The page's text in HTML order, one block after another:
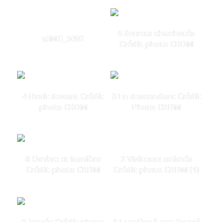
aIMG_5092
6 Secrets chuchotés
Crédit photo CRDM
4 Droit devant Crédit
photo CRDM
3 En descendant Crédit
Photo CRDM
8 Ombre et lumière
Crédit photo CRDM
2 Visiteurs animés
Crédit photo CRDM (1)